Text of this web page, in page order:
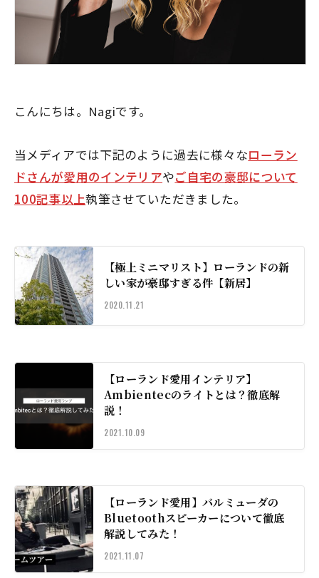
こんにちは。Nagiです。
当メディアでは下記のように過去に様々なローラン
ドさんが愛用のインテリアやご自宅の豪邸について
100記事以上執筆させていただきました。
【極上ミニマリスト】ローランドの新
しい家が豪邸すぎる件【新居】
2020.11.21
【ローランド愛用インテリア】
Ambientecのライトとは？徹底解
説！
2021.10.09
【ローランド愛用】バルミューダの
Bluetoothスピーカーについて徹底
解説してみた！
2021.11.07